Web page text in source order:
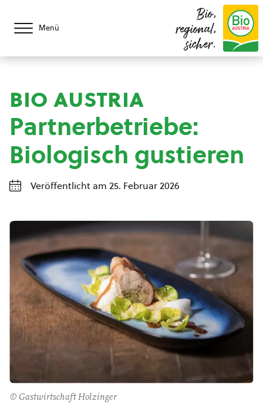
Menü
Bio,
regional,
sicher.
bio austria
Partnerbetriebe:
Biologisch gustieren
Veröffentlicht am 25. Februar 2026
© Gastwirtschaft Holzinger